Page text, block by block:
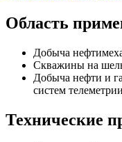
Область
Добыча
Скважины на
Добыча нефти и
систем
Технические